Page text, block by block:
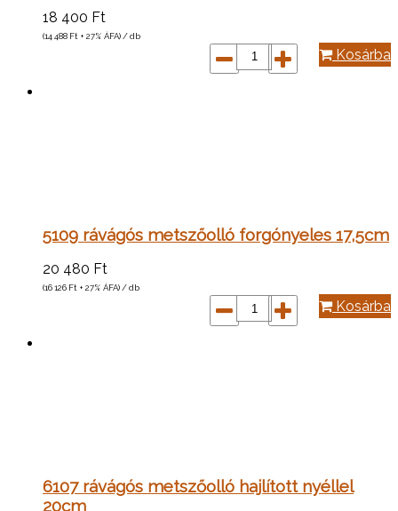
18 400 Ft
(14 488 Ft + 27% ÁFA) / db
Kosárba
5109 rávágós metszőolló forgónyeles 17,5cm
20 480 Ft
(16 126 Ft + 27% ÁFA) / db
Kosárba
6107 rávágós metszőolló hajlított nyéllel
20cm